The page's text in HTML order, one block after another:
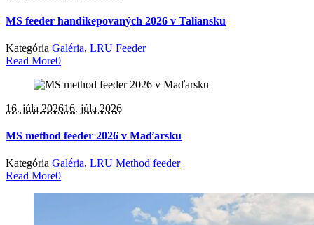
MS feeder handikepovaných 2026 v Taliansku
Kategória Galéria, LRU Feeder
Read More0
16. júla 202616. júla 2026
MS method feeder 2026 v Maďarsku
Kategória Galéria, LRU Method feeder
Read More0